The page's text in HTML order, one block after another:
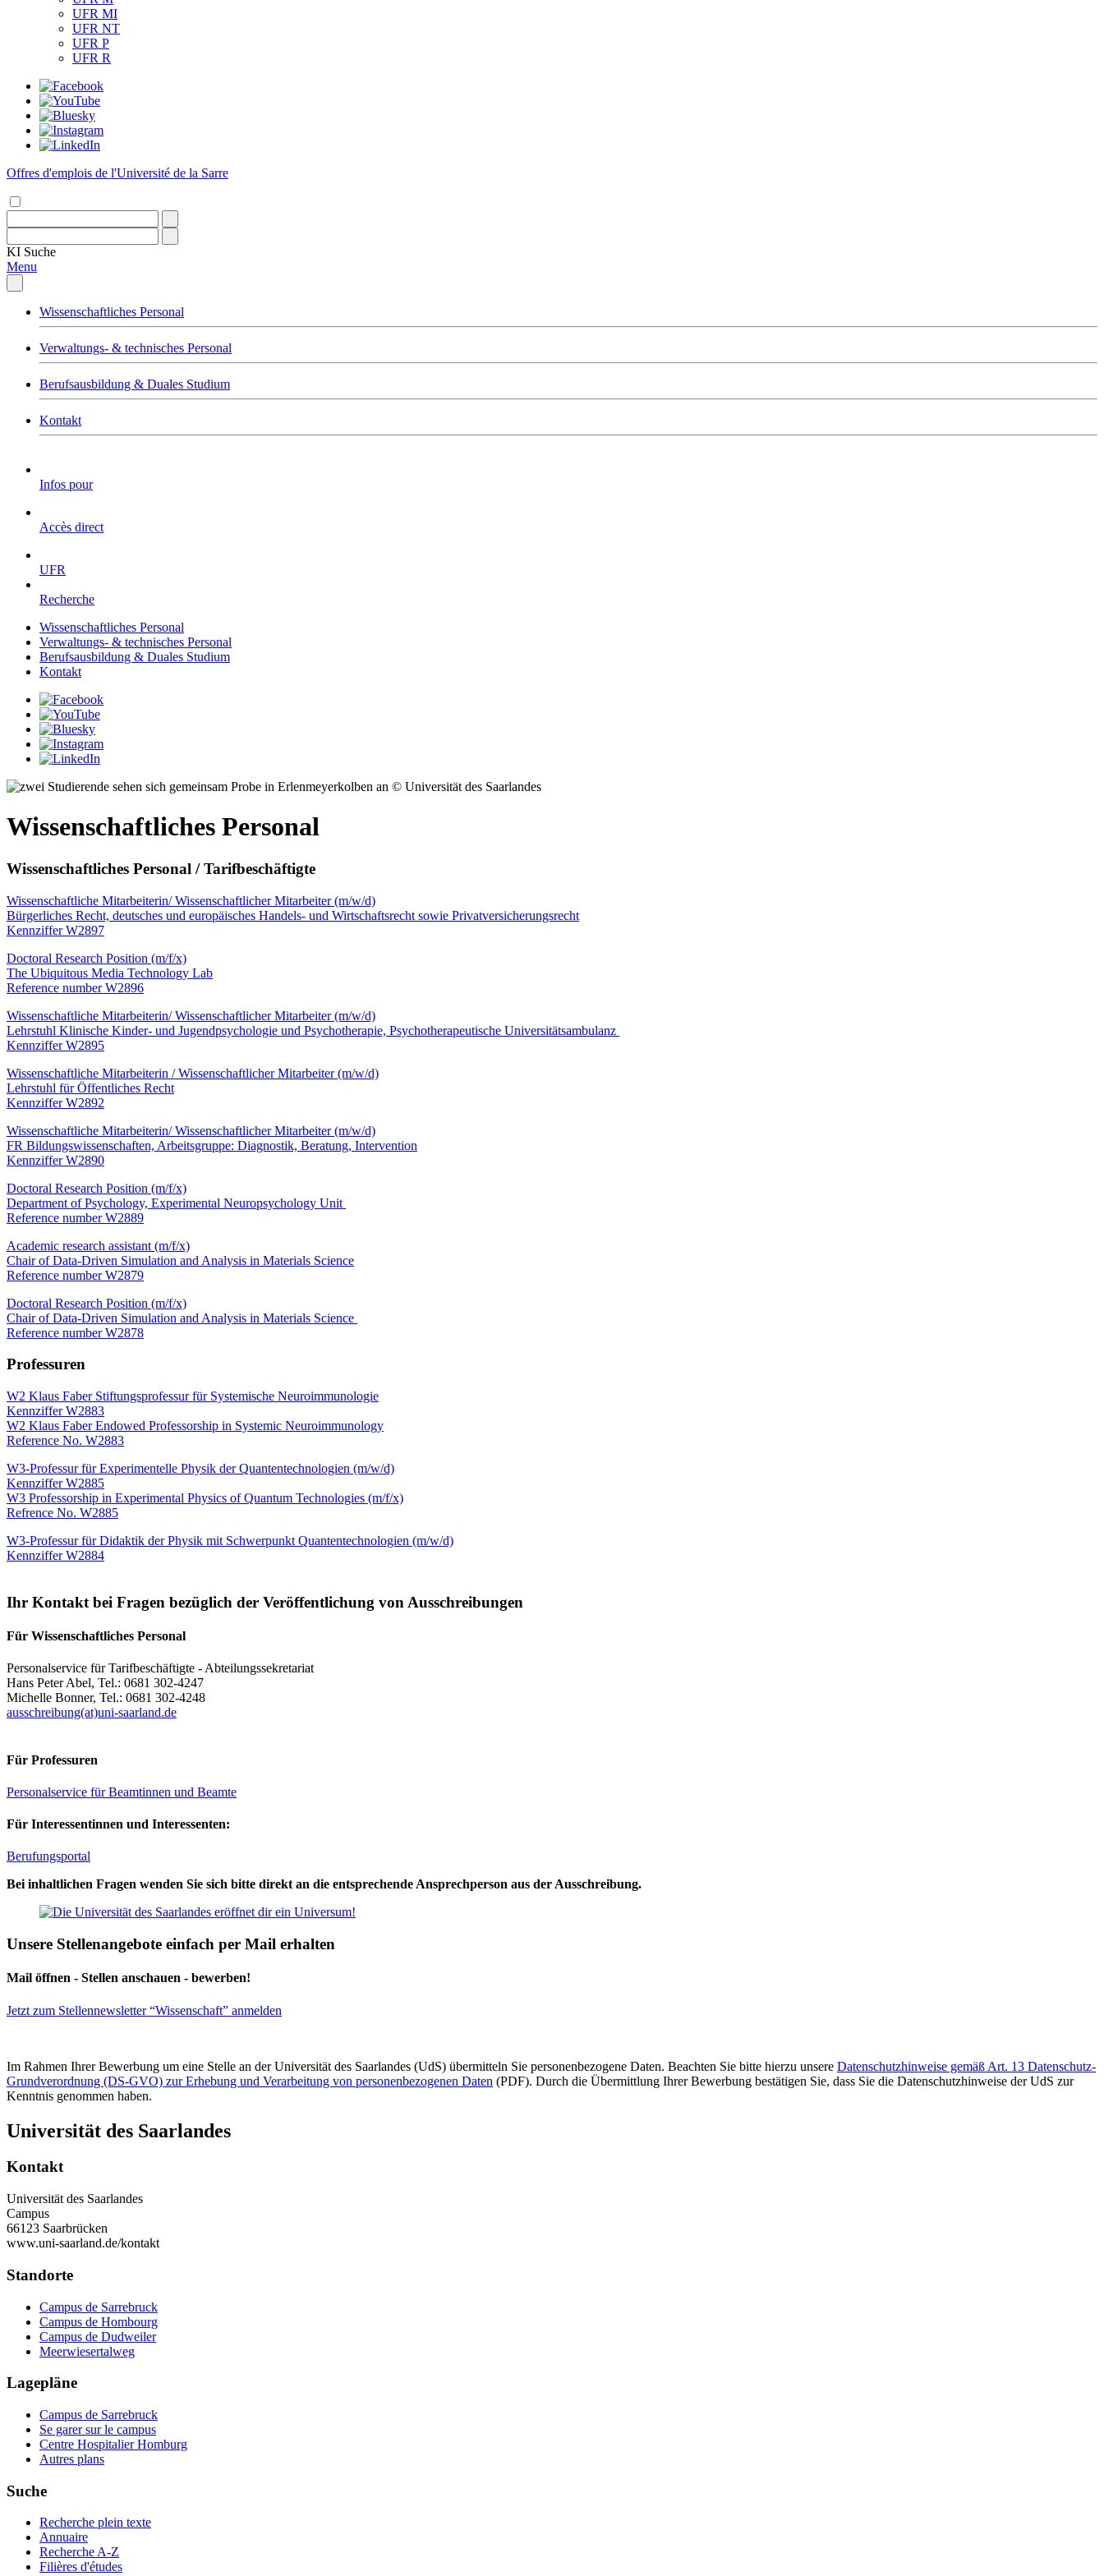
UFR MI
UFR NT
UFR P
UFR R
Offres d'emplois de l'Université de la Sarre
KI Suche
Menu
Wissenschaftliches Personal
Verwaltungs- & technisches Personal
Berufsausbildung & Duales Studium
Kontakt
Infos pour
Accès direct
UFR
Recherche
Wissenschaftliches Personal
Verwaltungs- & technisches Personal
Berufsausbildung & Duales Studium
Kontakt
© Universität des Saarlandes
Wissenschaftliches Personal
Wissenschaftliches Personal / Tarifbeschäftigte
Wissenschaftliche Mitarbeiterin/ Wissenschaftlicher Mitarbeiter (m/w/d)
Bürgerliches Recht, deutsches und europäisches Handels- und Wirtschaftsrecht sowie Privatversicherungsrecht
Kennziffer W2897
Doctoral Research Position (m/f/x)
The Ubiquitous Media Technology Lab
Reference number W2896
Wissenschaftliche Mitarbeiterin/ Wissenschaftlicher Mitarbeiter (m/w/d)
Lehrstuhl Klinische Kinder- und Jugendpsychologie und Psychotherapie, Psychotherapeutische Universitätsambulanz
Kennziffer W2895
Wissenschaftliche Mitarbeiterin / Wissenschaftlicher Mitarbeiter (m/w/d)
Lehrstuhl für Öffentliches Recht
Kennziffer W2892
Wissenschaftliche Mitarbeiterin/ Wissenschaftlicher Mitarbeiter (m/w/d)
FR Bildungswissenschaften, Arbeitsgruppe: Diagnostik, Beratung, Intervention
Kennziffer W2890
Doctoral Research Position (m/f/x)
Department of Psychology, Experimental Neuropsychology Unit
Reference number W2889
Academic research assistant (m/f/x)
Chair of Data-Driven Simulation and Analysis in Materials Science
Reference number W2879
Doctoral Research Position (m/f/x)
Chair of Data-Driven Simulation and Analysis in Materials Science
Reference number W2878
Professuren
W2 Klaus Faber Stiftungsprofessur für Systemische Neuroimmunologie
Kennziffer W2883
W2 Klaus Faber Endowed Professorship in Systemic Neuroimmunology
Reference No. W2883
W3-Professur für Experimentelle Physik der Quantentechnologien (m/w/d)
Kennziffer W2885
W3 Professorship in Experimental Physics of Quantum Technologies (m/f/x)
Refrence No. W2885
W3-Professur für Didaktik der Physik mit Schwerpunkt Quantentechnologien (m/w/d)
Kennziffer W2884
Ihr Kontakt bei Fragen bezüglich der Veröffentlichung von Ausschreibungen
Für Wissenschaftliches Personal
Personalservice für Tarifbeschäftigte - Abteilungssekretariat
Hans Peter Abel, Tel.: 0681 302-4247
Michelle Bonner, Tel.: 0681 302-4248
ausschreibung(at)uni-saarland.de
Für Professuren
Personalservice für Beamtinnen und Beamte
Für Interessentinnen und Interessenten:
Berufungsportal
Bei inhaltlichen Fragen wenden Sie sich bitte direkt an die entsprechende Ansprechperson aus der Ausschreibung.
Unsere Stellenangebote einfach per Mail erhalten
Mail öffnen - Stellen anschauen - bewerben!
Jetzt zum Stellennewsletter “Wissenschaft” anmelden
Im Rahmen Ihrer Bewerbung um eine Stelle an der Universität des Saarlandes (UdS) übermitteln Sie personenbezogene Daten. Beachten Sie bitte hierzu unsere Datenschutzhinweise gemäß Art. 13 Datenschutz-
Grundverordnung (DS-GVO) zur Erhebung und Verarbeitung von personenbezogenen Daten (PDF). Durch die Übermittlung Ihrer Bewerbung bestätigen Sie, dass Sie die Datenschutzhinweise der UdS zur
Kenntnis genommen haben.
Universität des Saarlandes
Kontakt
Universität des Saarlandes
Campus
66123 Saarbrücken
www.uni-saarland.de/kontakt
Standorte
Campus de Sarrebruck
Campus de Hombourg
Campus de Dudweiler
Meerwiesertalweg
Lagepläne
Campus de Sarrebruck
Se garer sur le campus
Centre Hospitalier Homburg
Autres plans
Suche
Recherche plein texte
Annuaire
Recherche A-Z
Filières d'études